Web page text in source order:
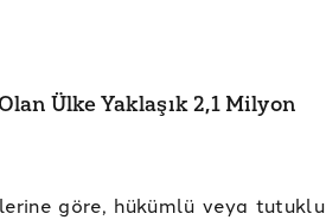
Ülke Yaklaşık 2,1 Milyon
göre, hükümlü veya tutuklu